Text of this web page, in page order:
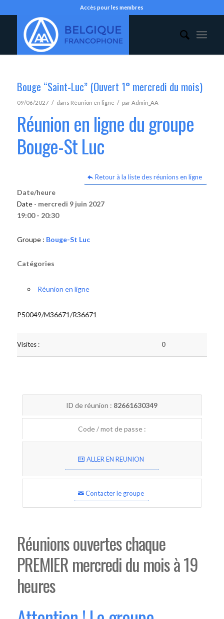
Accès pour les membres
Bouge “Saint-Luc” (Ouvert 1° mercredi du mois)
09/06/2027 / dans Réunion en ligne / parAdmin_AA
Réunion en ligne du groupe
Bouge-St Luc
Retour à la liste des réunions en ligne
Date/heure
Date - mercredi 9 juin 2027
19:00 - 20:30
Groupe : Bouge-St Luc
Catégories
Réunion en ligne
P50049/M36671/R36671
Visites : 0
ID de réunion : 82661630349
Code / mot de passe :
ALLER EN REUNION
Contacter le groupe
Réunions ouvertes chaque
PREMIER mercredi du mois à 19
heures